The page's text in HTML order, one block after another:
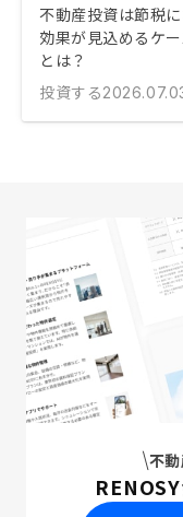
不動産投資は節税
効果が見込めるケ
とは？
投資する
不